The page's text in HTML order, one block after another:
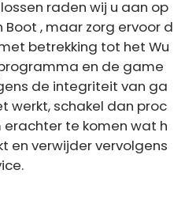
raden wij u aan op
, maar zorg ervoor d
betrekking tot het Wu
en de game
de integriteit van ga
werkt, schakel dan proc
te komen wat h
en verwijder vervolgens